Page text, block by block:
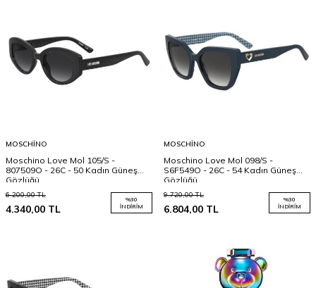
MOSCHINO
Moschino Love Mol 105/S -
807509O - 26C - 50 Kadın Güneş
Gözlüğü
6.200,00TL
4.340,00 TL
%30
İNDIRIM
MOSCHINO
Moschino Love Mol 098/S -
S6F549O - 26C - 54 Kadın Güneş
Gözlüğü
9.720,00TL
6.804,00 TL
%30
İNDIRIM